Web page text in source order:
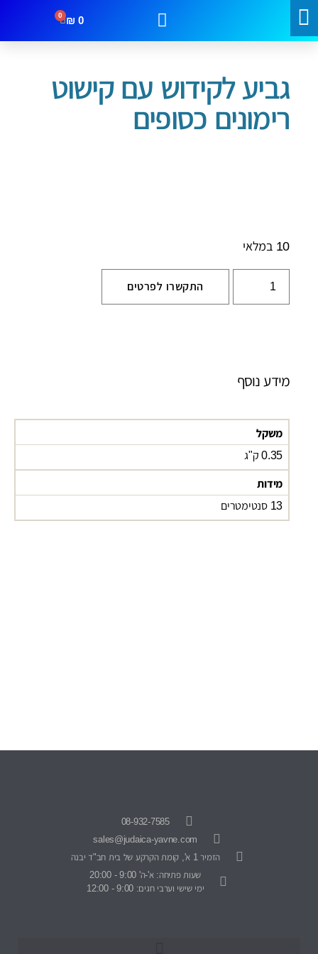
0
₪
0
/ גביע לקידוש עם קישוט רימונים כסופים
גביע לקידוש עם קישוט
רימונים כסופים
10 במלאי
התקשרו לפרטים
מידע נוסף
משקל
0.35 ק"ג
מידות
13 סנטימטרים
08-932-7585
sales@judaica-yavne.com
הזמיר 1 א', קומת הקרקע של בית חב"ד יבנה
שעות פתיחה: א'-ה' 9:00 - 20:00
ימי שישי וערבי חגים: 9:00 - 12:00